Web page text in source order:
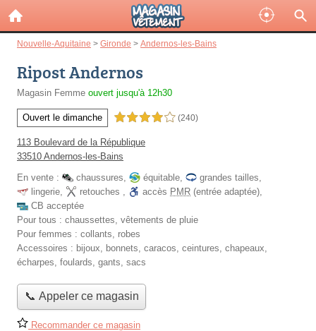
Nouvelle-Aquitaine > Gironde > Andernos-les-Bains
Ripost Andernos
Magasin Femme ouvert jusqu'à 12h30
Ouvert le dimanche 4,0 étoiles sur 5 (240)
113 Boulevard de la République
33510 Andernos-les-Bains
En vente :
chaussures, équitable, grandes tailles,
lingerie, retouches , accès PMR (entrée adaptée),
CB acceptée
Pour tous : chaussettes, vêtements de pluie
Pour femmes : collants, robes
Accessoires : bijoux, bonnets, caracos, ceintures, chapeaux,
écharpes, foulards, gants, sacs
📞 Appeler ce magasin
Recommander ce magasin